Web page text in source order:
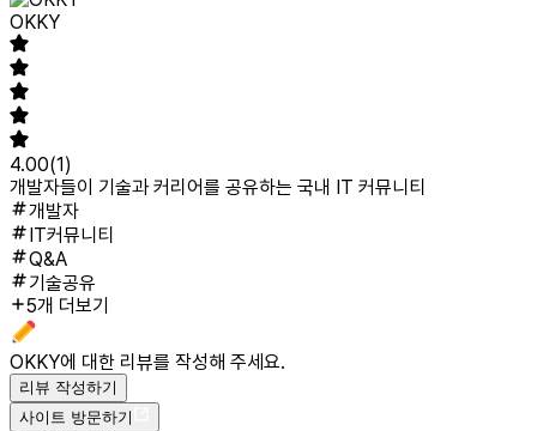
OKKY
4.00(1)
개발자들이 기술과 커리어를 공유하는 국내 IT 커뮤니티
개발자
IT커뮤니티
Q&A
기술공유
5개 더보기
OKKY에 대한 리뷰를 작성해 주세요.
리뷰 작성하기
사이트 방문하기